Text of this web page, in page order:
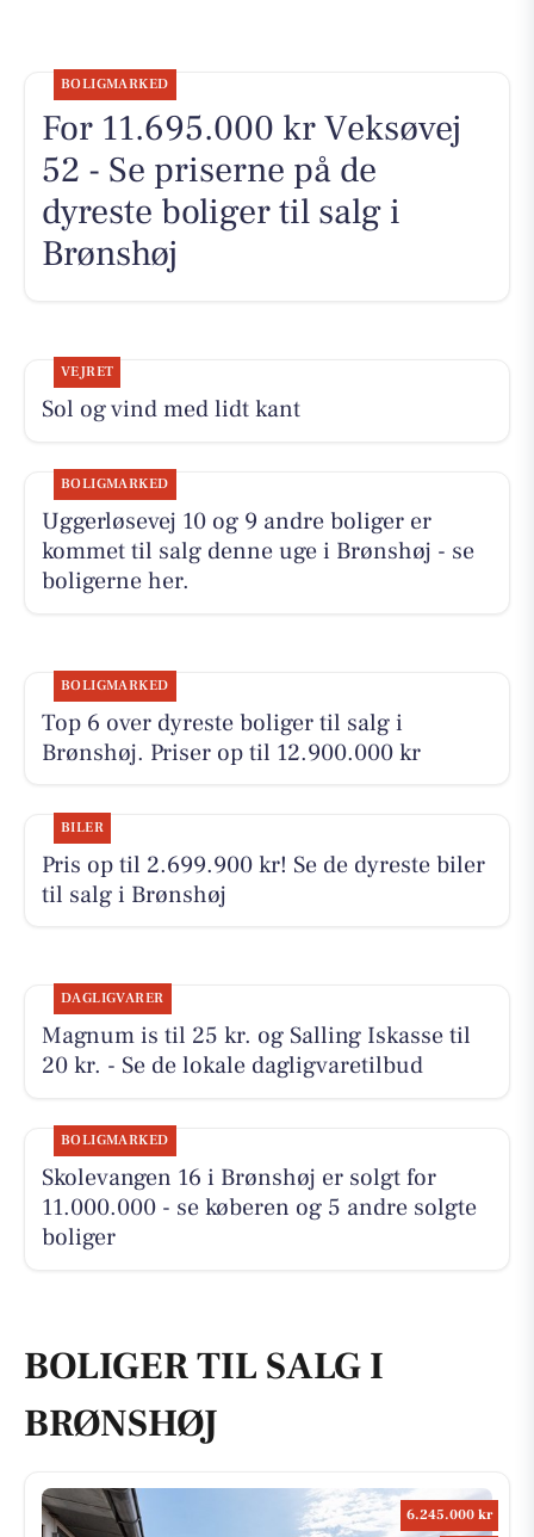
BOLIGMARKED
For 11.695.000 kr Veksøvej
52 - Se priserne på de
dyreste boliger til salg i
Brønshøj
VEJRET
Sol og vind med lidt kant
BOLIGMARKED
Uggerløsevej 10 og 9 andre boliger er
kommet til salg denne uge i Brønshøj - se
boligerne her.
BOLIGMARKED
Top 6 over dyreste boliger til salg i
Brønshøj. Priser op til 12.900.000 kr
BILER
Pris op til 2.699.900 kr! Se de dyreste biler
til salg i Brønshøj
DAGLIGVARER
Magnum is til 25 kr. og Salling Iskasse til
20 kr. - Se de lokale dagligvaretilbud
BOLIGMARKED
Skolevangen 16 i Brønshøj er solgt for
11.000.000 - se køberen og 5 andre solgte
boliger
BOLIGER TIL SALG I
BRØNSHØJ
6.245.000 kr